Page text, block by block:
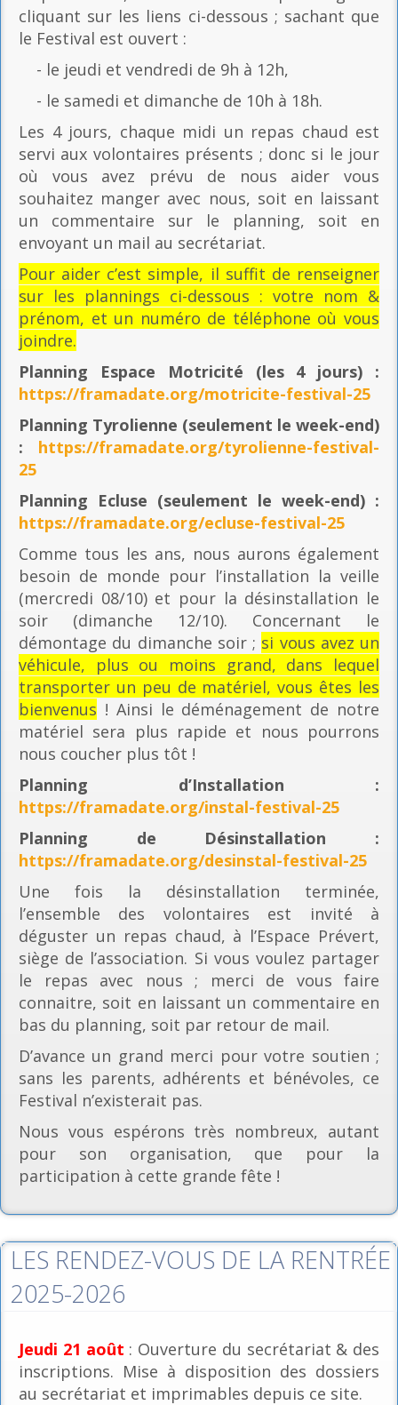
cliquant sur les liens ci-dessous ; sachant que
le Festival est ouvert :
- le jeudi et vendredi de 9h à 12h,
- le samedi et dimanche de 10h à 18h.
Les 4 jours, chaque midi un repas chaud est
servi aux volontaires présents ; donc si le jour
où vous avez prévu de nous aider vous
souhaitez manger avec nous, soit en laissant
un commentaire sur le planning, soit en
envoyant un mail au secrétariat.
Pour aider c’est simple, il suffit de renseigner
sur les plannings ci-dessous : votre nom &
prénom, et un numéro de téléphone où vous
joindre.
Planning Espace Motricité (les 4 jours) :
https://framadate.org/motricite-festival-25
Planning Tyrolienne (seulement le week-end)
: https://framadate.org/tyrolienne-festival-
25
Planning Ecluse (seulement le week-end) :
https://framadate.org/ecluse-festival-25
Comme tous les ans, nous aurons également
besoin de monde pour l’installation la veille
(mercredi 08/10) et pour la désinstallation le
soir (dimanche 12/10). Concernant le
démontage du dimanche soir ; si vous avez un
véhicule, plus ou moins grand, dans lequel
transporter un peu de matériel, vous êtes les
bienvenus ! Ainsi le déménagement de notre
matériel sera plus rapide et nous pourrons
nous coucher plus tôt !
Planning d’Installation :
https://framadate.org/instal-festival-25
Planning de Désinstallation :
https://framadate.org/desinstal-festival-25
Une fois la désinstallation terminée,
l’ensemble des volontaires est invité à
déguster un repas chaud, à l’Espace Prévert,
siège de l’association. Si vous voulez partager
le repas avec nous ; merci de vous faire
connaitre, soit en laissant un commentaire en
bas du planning, soit par retour de mail.
D’avance un grand merci pour votre soutien ;
sans les parents, adhérents et bénévoles, ce
Festival n’existerait pas.
Nous vous espérons très nombreux, autant
pour son organisation, que pour la
participation à cette grande fête !
LES RENDEZ-VOUS DE LA RENTRÉE
2025-2026
Jeudi 21 août : Ouverture du secrétariat & des
inscriptions. Mise à disposition des dossiers
au secrétariat et imprimables depuis ce site.